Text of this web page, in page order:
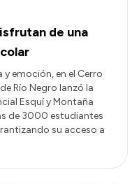
de una
emoción, en el Cerro
Río Negro lanzó la
Esquí y Montaña
de 3000 estudiantes
su acceso a